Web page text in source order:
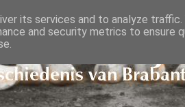
its services and to analyze traffic.
and security metrics to ensure